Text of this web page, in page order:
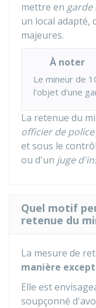
mettre en garde
un local adapté,
majeures.
À noter
Le mineur de
l'objet d'une
La retenue du
officier de
et sous le
ou d'un juge
Quel motif
retenue du
La mesure de
manière
Elle est
soupçonné